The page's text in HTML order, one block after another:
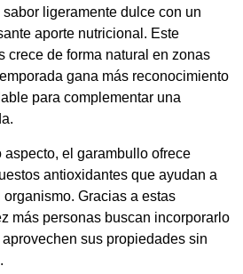
ligeramente dulce con un
aporte nutricional. Este
crece de forma natural en zonas
gana más reconocimiento
para complementar una
el garambullo ofrece
antioxidantes que ayudan a
Gracias a estas
más personas buscan incorporarlo
sus propiedades sin